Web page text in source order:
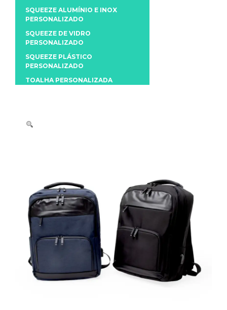
SQUEEZE ALUMÍNIO E INOX
PERSONALIZADO
SQUEEZE DE VIDRO
PERSONALIZADO
SQUEEZE PLÁSTICO
PERSONALIZADO
TOALHA PERSONALIZADA